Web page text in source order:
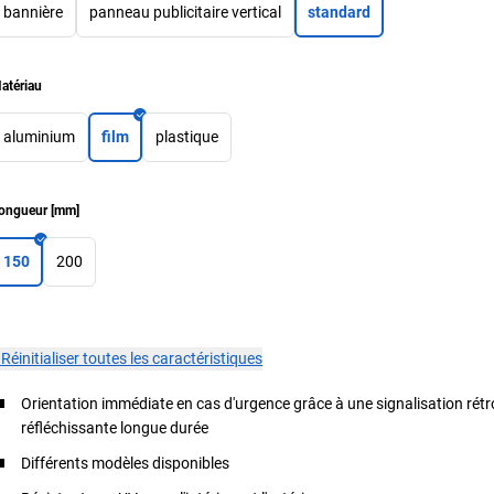
bannière panneau publicitaire vertical standard
aluminium film plastique
[mm]
150 200
Réinitialiser toutes les caractéristiques
Orientation immédiate en cas d'urgence grâce à une signalisation
réfléchissante longue durée
Différents modèles disponibles